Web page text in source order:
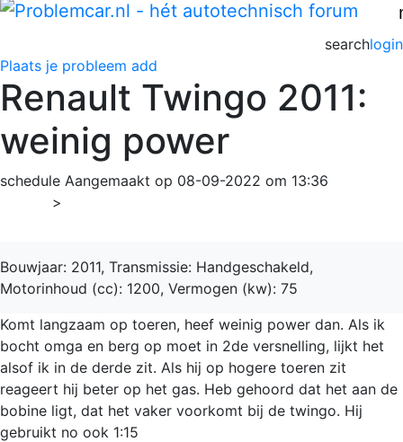
login
search
Plaats je probleem add
Renault Twingo 2011:
weinig power
schedule Aangemaakt op 08-09-2022 om 13:36
>
Bouwjaar: 2011, Transmissie: Handgeschakeld,
Motorinhoud (cc): 1200, Vermogen (kw): 75
Komt langzaam op toeren, heef weinig power dan. Als ik
bocht omga en berg op moet in 2de versnelling, lijkt het
alsof ik in de derde zit. Als hij op hogere toeren zit
reageert hij beter op het gas. Heb gehoord dat het aan de
bobine ligt, dat het vaker voorkomt bij de twingo. Hij
gebruikt no ook 1:15